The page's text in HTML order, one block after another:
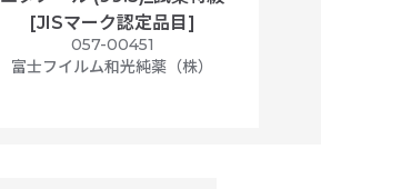
[JISマーク認定品目]
057-00451
富士フイルム和光純薬（株）